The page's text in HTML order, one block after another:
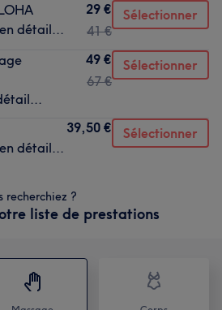
détail...
29 €
41 €
Sélectionner
49 €
67 €
Sélectionner
détail...
39,50 € Sélectionner
recherchiez ?
liste de prestations